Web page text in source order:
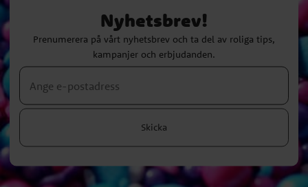
Nyhetsbrev!
Prenumerera på vårt nyhetsbrev och ta del av roliga tips,
kampanjer och erbjudanden.
Skicka